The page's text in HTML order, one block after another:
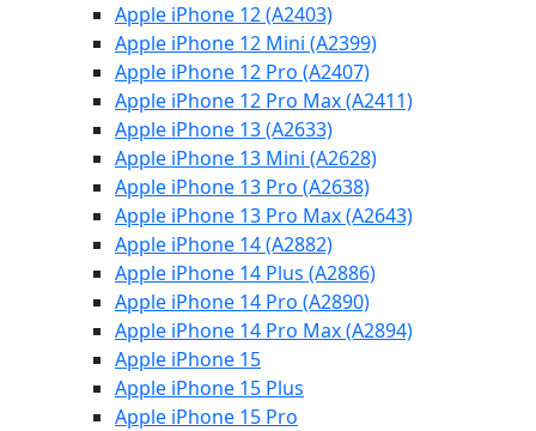
Apple iPhone 12 (A2403)
Apple iPhone 12 Mini (A2399)
Apple iPhone 12 Pro (A2407)
Apple iPhone 12 Pro Max (A2411)
Apple iPhone 13 (A2633)
Apple iPhone 13 Mini (A2628)
Apple iPhone 13 Pro (A2638)
Apple iPhone 13 Pro Max (A2643)
Apple iPhone 14 (A2882)
Apple iPhone 14 Plus (A2886)
Apple iPhone 14 Pro (A2890)
Apple iPhone 14 Pro Max (A2894)
Apple iPhone 15
Apple iPhone 15 Plus
Apple iPhone 15 Pro